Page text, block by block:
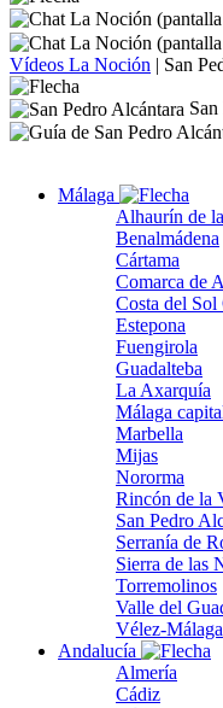
Vídeos La Noción | San
Málaga
Alhaurín de
Benalmádena
Cártama
Comarca de
Costa del Sol
Estepona
Fuengirola
Guadalteba
La Axarquía
Málaga
Marbella
Mijas
Nororma
Rincón de la
San Pedro
Serranía de
Sierra de las
Torremolinos
Valle del
Vélez-Málaga
Andalucía
Almería
Cádiz